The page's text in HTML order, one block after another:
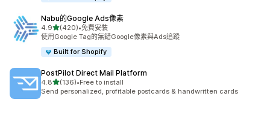
Nabu的Google Ads像素
4.9滿分 5 顆星
(420)
共有 420 則評價
•免費安裝
使用Google Tag的無錯Google像素與Ads追蹤
Built for Shopify
PostPilot Direct Mail Platform
4.8滿分 5 顆星
(136)
共有 136 則評價
•Free to install
Send personalized, profitable postcards & handwritten cards